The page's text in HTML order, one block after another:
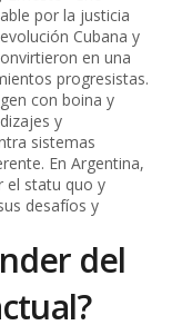
por la justicia
Cubana y
en una
progresistas.
con boina y
y
sistemas
En Argentina,
el statu quo y
desafíos y
del